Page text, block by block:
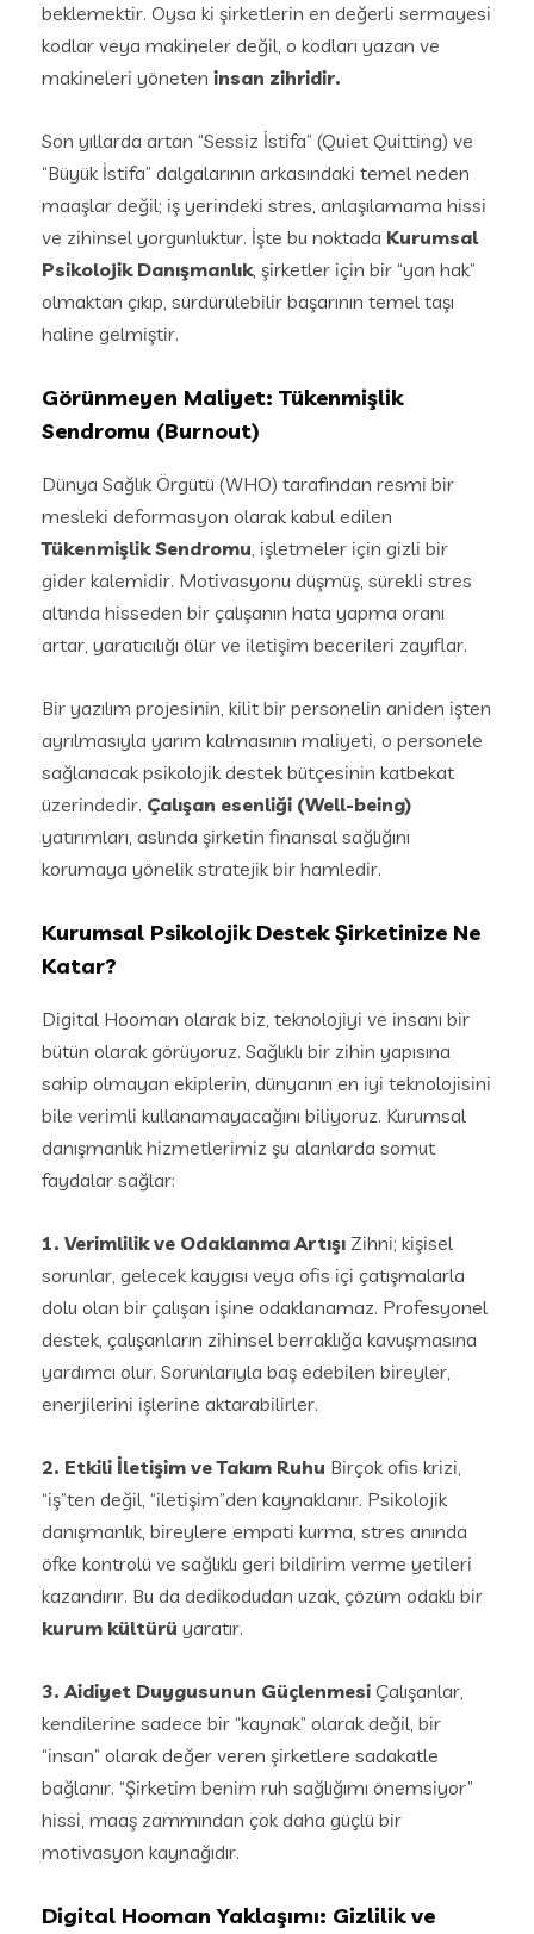
beklemektir. Oysa ki şirketlerin en değerli sermayesi
kodlar veya makineler değil, o kodları yazan ve
makineleri yöneten insan zihridir.
Son yıllarda artan “Sessiz İstifa” (Quiet Quitting) ve
“Büyük İstifa” dalgalarının arkasındaki temel neden
maaşlar değil; iş yerindeki stres, anlaşılamama hissi
ve zihinsel yorgunluktur. İşte bu noktada Kurumsal
Psikolojik Danışmanlık, şirketler için bir “yan hak”
olmaktan çıkıp, sürdürülebilir başarının temel taşı
haline gelmiştir.
Görünmeyen Maliyet: Tükenmişlik
Sendromu (Burnout)
Dünya Sağlık Örgütü (WHO) tarafından resmi bir
mesleki deformasyon olarak kabul edilen
Tükenmişlik Sendromu, işletmeler için gizli bir
gider kalemidir. Motivasyonu düşmüş, sürekli stres
altında hisseden bir çalışanın hata yapma oranı
artar, yaratıcılığı ölür ve iletişim becerileri zayıflar.
Bir yazılım projesinin, kilit bir personelin aniden işten
ayrılmasıyla yarım kalmasının maliyeti, o personele
sağlanacak psikolojik destek bütçesinin katbekat
üzerindedir. Çalışan esenliği (Well-being)
yatırımları, aslında şirketin finansal sağlığını
korumaya yönelik stratejik bir hamledir.
Kurumsal Psikolojik Destek Şirketinize Ne
Katar?
Digital Hooman olarak biz, teknolojiyi ve insanı bir
bütün olarak görüyoruz. Sağlıklı bir zihin yapısına
sahip olmayan ekiplerin, dünyanın en iyi teknolojisini
bile verimli kullanamayacağını biliyoruz. Kurumsal
danışmanlık hizmetlerimiz şu alanlarda somut
faydalar sağlar:
1. Verimlilik ve Odaklanma Artışı Zihni; kişisel
sorunlar, gelecek kaygısı veya ofis içi çatışmalarla
dolu olan bir çalışan işine odaklanamaz. Profesyonel
destek, çalışanların zihinsel berraklığa kavuşmasına
yardımcı olur. Sorunlarıyla baş edebilen bireyler,
enerjilerini işlerine aktarabilirler.
2. Etkili İletişim ve Takım Ruhu Birçok ofis krizi,
“iş”ten değil, “iletişim”den kaynaklanır. Psikolojik
danışmanlık, bireylere empati kurma, stres anında
öfke kontrolü ve sağlıklı geri bildirim verme yetileri
kazandırır. Bu da dedikodudan uzak, çözüm odaklı bir
kurum kültürü yaratır.
3. Aidiyet Duygusunun Güçlenmesi Çalışanlar,
kendilerine sadece bir “kaynak” olarak değil, bir
“insan” olarak değer veren şirketlere sadakatle
bağlanır. “Şirketim benim ruh sağlığımı önemsiyor”
hissi, maaş zammından çok daha güçlü bir
motivasyon kaynağıdır.
Digital Hooman Yaklaşımı: Gizlilik ve